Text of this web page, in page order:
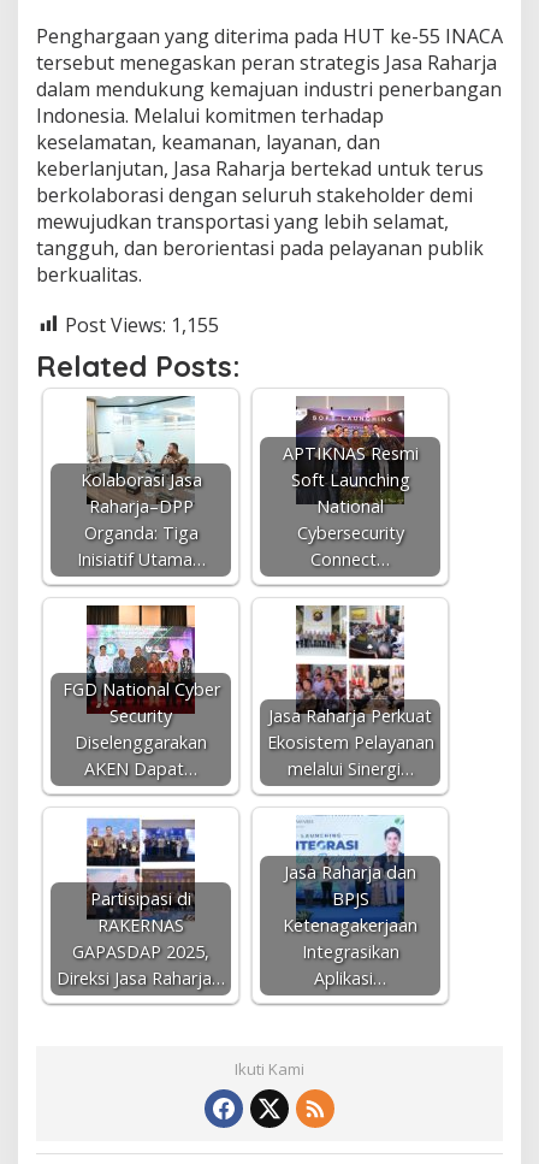
Penghargaan yang diterima pada HUT ke-55 INACA
tersebut menegaskan peran strategis Jasa Raharja
dalam mendukung kemajuan industri penerbangan
Indonesia. Melalui komitmen terhadap
keselamatan, keamanan, layanan, dan
keberlanjutan, Jasa Raharja bertekad untuk terus
berkolaborasi dengan seluruh stakeholder demi
mewujudkan transportasi yang lebih selamat,
tangguh, dan berorientasi pada pelayanan publik
berkualitas.
Post Views: 1,155
Related Posts:
Kolaborasi Jasa
Raharja–DPP
Organda: Tiga
Inisiatif Utama…
APTIKNAS Resmi
Soft Launching
National
Cybersecurity
Connect…
FGD National Cyber
Security
Diselenggarakan
AKEN Dapat…
Jasa Raharja Perkuat
Ekosistem Pelayanan
melalui Sinergi…
Partisipasi di
RAKERNAS
GAPASDAP 2025,
Direksi Jasa Raharja…
Jasa Raharja dan
BPJS
Ketenagakerjaan
Integrasikan
Aplikasi…
Ikuti Kami